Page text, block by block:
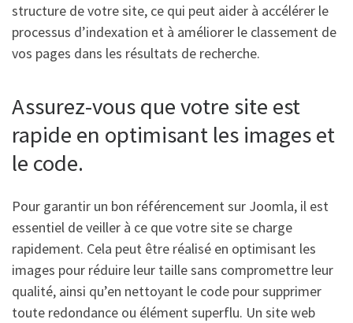
structure de votre site, ce qui peut aider à accélérer le
processus d’indexation et à améliorer le classement de
vos pages dans les résultats de recherche.
Assurez-vous que votre site est
rapide en optimisant les images et
le code.
Pour garantir un bon référencement sur Joomla, il est
essentiel de veiller à ce que votre site se charge
rapidement. Cela peut être réalisé en optimisant les
images pour réduire leur taille sans compromettre leur
qualité, ainsi qu’en nettoyant le code pour supprimer
toute redondance ou élément superflu. Un site web